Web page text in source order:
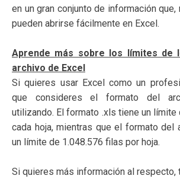
en un gran conjunto de información que,
pueden abrirse fácilmente en Excel.
Aprende más sobre los límites de
archivo de Excel
Si quieres usar Excel como un
que consideres el formato del
utilizando. El formato .xls tiene un
cada hoja, mientras que el formato del
un límite de 1.048.576 filas por hoja.
Si quieres más información al respecto,